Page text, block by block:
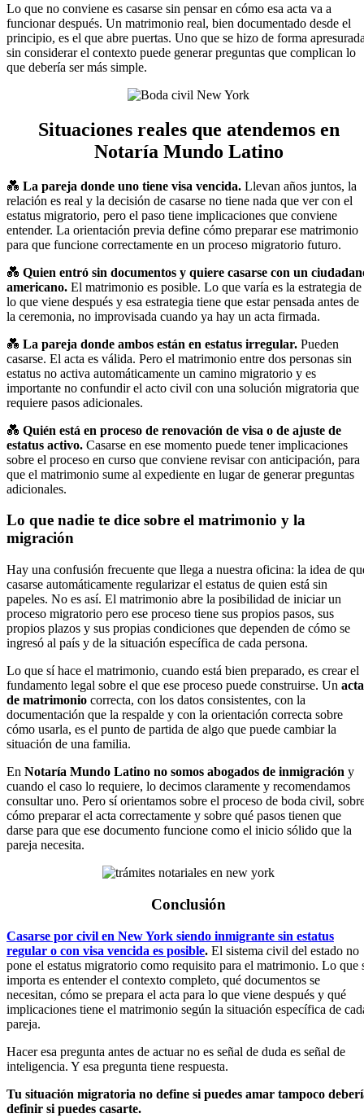
Lo que no conviene es casarse sin pensar en cómo esa acta va a
funcionar después. Un matrimonio real, bien documentado desde el
principio, es el que abre puertas. Uno que se hizo de forma
sin considerar el contexto puede generar preguntas que complican lo
que debería ser más simple.
Situaciones reales que atendemos en
Notaría Mundo Latino
💑 La pareja donde uno tiene visa vencida. Llevan años juntos, la
relación es real y la decisión de casarse no tiene nada que ver con el
estatus migratorio, pero el paso tiene implicaciones que conviene
entender. La orientación previa define cómo preparar ese matrimonio
para que funcione correctamente en un proceso migratorio futuro.
💑 Quien entró sin documentos y quiere casarse con un
americano. El matrimonio es posible. Lo que varía es la estrategia de
lo que viene después y esa estrategia tiene que estar pensada antes de
la ceremonia, no improvisada cuando ya hay un acta firmada.
💑 La pareja donde ambos están en estatus irregular. Pueden
casarse. El acta es válida. Pero el matrimonio entre dos personas sin
estatus no activa automáticamente un camino migratorio y es
importante no confundir el acto civil con una solución migratoria que
requiere pasos adicionales.
💑 Quién está en proceso de renovación de visa o de ajuste de
estatus activo. Casarse en ese momento puede tener implicaciones
sobre el proceso en curso que conviene revisar con anticipación, para
que el matrimonio sume al expediente en lugar de generar preguntas
adicionales.
Lo que nadie te dice sobre el matrimonio y la
migración
Hay una confusión frecuente que llega a nuestra oficina: la idea de
casarse automáticamente regularizar el estatus de quien está sin
papeles. No es así. El matrimonio abre la posibilidad de iniciar un
proceso migratorio pero ese proceso tiene sus propios pasos, sus
propios plazos y sus propias condiciones que dependen de cómo se
ingresó al país y de la situación específica de cada persona.
Lo que sí hace el matrimonio, cuando está bien preparado, es crear el
fundamento legal sobre el que ese proceso puede construirse. Un acta
de matrimonio correcta, con los datos consistentes, con la
documentación que la respalde y con la orientación correcta sobre
cómo usarla, es el punto de partida de algo que puede cambiar la
situación de una familia.
En Notaría Mundo Latino no somos abogados de inmigración y
cuando el caso lo requiere, lo decimos claramente y recomendamos
consultar uno. Pero sí orientamos sobre el proceso de boda civil,
cómo preparar el acta correctamente y sobre qué pasos tienen que
darse para que ese documento funcione como el inicio sólido que la
pareja necesita.
Conclusión
Casarse por civil en New York siendo inmigrante sin estatus
regular o con visa vencida es posible. El sistema civil del estado no
pone el estatus migratorio como requisito para el matrimonio. Lo que
importa es entender el contexto completo, qué documentos se
necesitan, cómo se prepara el acta para lo que viene después y qué
implicaciones tiene el matrimonio según la situación específica de
pareja.
Hacer esa pregunta antes de actuar no es señal de duda es señal de
inteligencia. Y esa pregunta tiene respuesta.
Tu situación migratoria no define si puedes amar tampoco
definir si puedes casarte.